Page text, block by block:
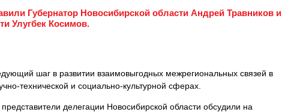
Губернатор Новосибирской области Андрей Травников и
Улугбек Косимов.
шаг в развитии взаимовыгодных межрегиональных связей в
технической и социально-культурной сферах.
делегации Новосибирской области обсудили на